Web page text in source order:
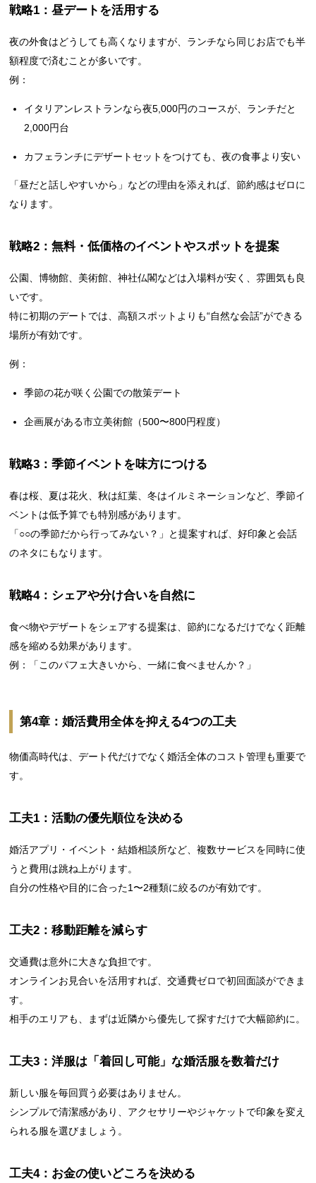
戦略1：昼デートを活用する
夜の外食はどうしても高くなりますが、ランチなら同じお店でも半
額程度で済むことが多いです。
例：
イタリアンレストランなら夜5,000円のコースが、ランチだと
2,000円台
カフェランチにデザートセットをつけても、夜の食事より安い
「昼だと話しやすいから」などの理由を添えれば、節約感はゼロに
なります。
戦略2：無料・低価格のイベントやスポットを提案
公園、博物館、美術館、神社仏閣などは入場料が安く、雰囲気も良
いです。
特に初期のデートでは、高額スポットよりも“自然な会話”ができる
場所が有効です。
例：
季節の花が咲く公園での散策デート
企画展がある市立美術館（500〜800円程度）
戦略3：季節イベントを味方につける
春は桜、夏は花火、秋は紅葉、冬はイルミネーションなど、季節イ
ベントは低予算でも特別感があります。
「○○の季節だから行ってみない？」と提案すれば、好印象と会話
のネタにもなります。
戦略4：シェアや分け合いを自然に
食べ物やデザートをシェアする提案は、節約になるだけでなく距離
感を縮める効果があります。
例：「このパフェ大きいから、一緒に食べませんか？」
第4章：婚活費用全体を抑える4つの工夫
物価高時代は、デート代だけでなく婚活全体のコスト管理も重要で
す。
工夫1：活動の優先順位を決める
婚活アプリ・イベント・結婚相談所など、複数サービスを同時に使
うと費用は跳ね上がります。
自分の性格や目的に合った1〜2種類に絞るのが有効です。
工夫2：移動距離を減らす
交通費は意外に大きな負担です。
オンラインお見合いを活用すれば、交通費ゼロで初回面談ができま
す。
相手のエリアも、まずは近隣から優先して探すだけで大幅節約に。
工夫3：洋服は「着回し可能」な婚活服を数着だけ
新しい服を毎回買う必要はありません。
シンプルで清潔感があり、アクセサリーやジャケットで印象を変え
られる服を選びましょう。
工夫4：お金の使いどころを決める